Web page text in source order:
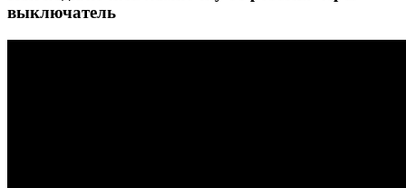
выключатель